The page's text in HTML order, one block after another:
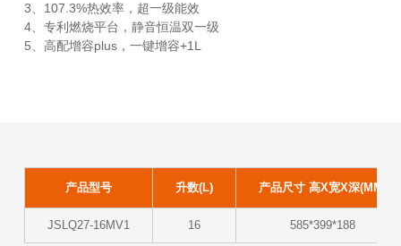
3、107.3%热效率，超一级能效
4、专利燃烧平台，静音恒温双一级
5、高配增容plus，一键增容+1L
产品型号 升数(L) 产品尺寸 高X宽X深(MM)
JSLQ27-16MV1 16 585*399*188